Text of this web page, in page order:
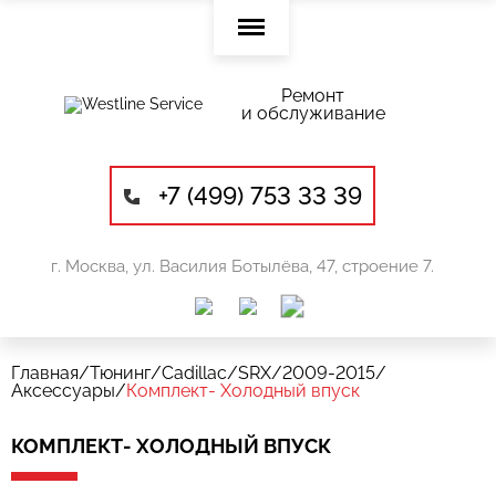
Ремонт
и обслуживание
+7 (499) 753 33 39
г. Москва, ул. Василия Ботылёва, 47, строение 7.
Главная/Тюнинг/Cadillac/SRX/2009-2015/
Аксессуары/Комплект- Холодный впуск
КОМПЛЕКТ- ХОЛОДНЫЙ ВПУСК